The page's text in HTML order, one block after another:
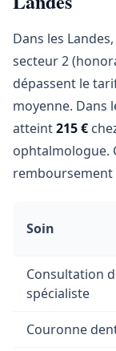
Dans les Landes,
secteur 2
dépassent le
moyenne. Dans
atteint215 €
ophtalmologue.
remboursement
Soin
Consultation
spécialiste
Couronne